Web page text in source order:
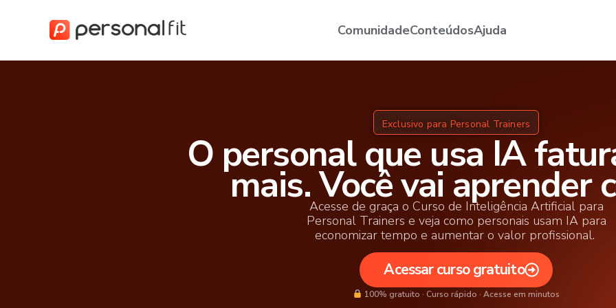
ComunidadeConteúdosAjuda
Exclusivo para Personal Trainers
O personal que usa IA
mais. Você vai aprender
Acesse de graça o Curso de Inteligência Artificial para
Personal Trainers e veja como personais usam IA para
economizar tempo e aumentar o valor profissional.
Acessar curso gratuito
100% gratuito · Curso rápido · Acesse em minutos